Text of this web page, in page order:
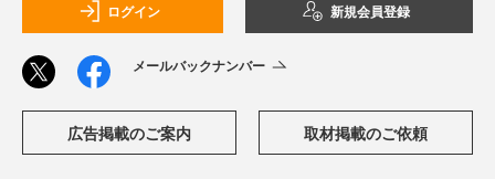
ログイン 新規会員登録
メールバックナンバー
広告掲載のご案内 取材掲載のご依頼